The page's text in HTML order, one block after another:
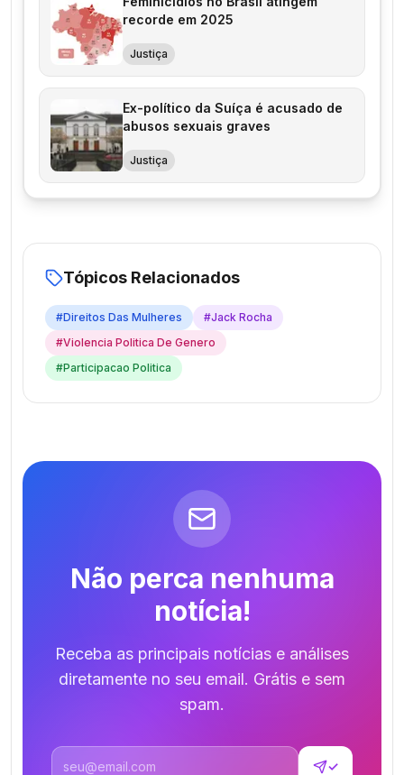
recorde em 2025
Justiça
Ex-político da Suíça é acusado de
abusos sexuais graves
Justiça
Tópicos Relacionados
#Direitos Das Mulheres #Jack Rocha
#Violencia Politica De Genero
#Participacao Politica
Não perca nenhuma
notícia!
Receba as principais notícias e análises
diretamente no seu email. Grátis e sem
spam.
Endereço de email
✓